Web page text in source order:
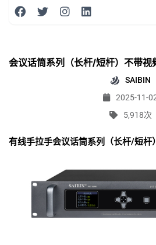
会议话筒系列（长杆/短杆）不带视
SAIBIN
2025-11-
5,918次
有线手拉手会议话筒系列（长杆/短杆